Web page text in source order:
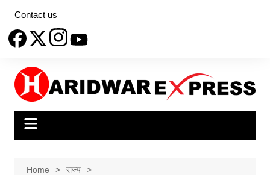
content
Contact us
Home
राज्य